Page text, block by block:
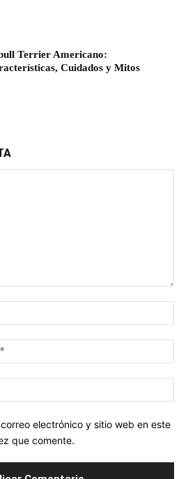
Terrier Americano:
Cuidados y Mitos
electrónico y sitio web en este
que comente.